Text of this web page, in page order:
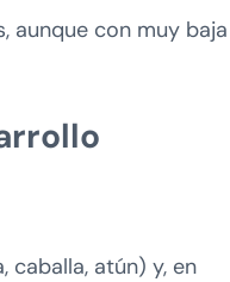
aunque con muy baja
caballa, atún) y, en